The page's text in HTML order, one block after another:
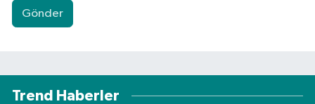
Gönder
Trend Haberler